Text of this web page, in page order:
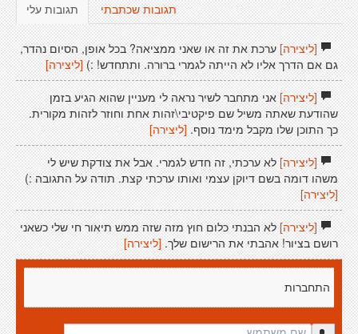
תגובות עלי תגובות שכתבתי
[ליצירה]ערכת את זה או שאני ממציאה? בכל אופן, הסיום נהדר,
גם אם הדרך אליו לא הייתה לגמרי ברורה. ותתחדש! :) [ליצירה]
[ליצירה]אני מתחבר לשיר נראה לי מעניין שהוא הגיע בזמן
שהודעת שאתה משיל שם פיקטיבי\זהות אחת וחוזר לזהות מקורית.
כך התוכן שלו מקבל מימד נוסף. [ליצירה]
[ליצירה]לא ערכתי, זה חדש לגמרי. אבל את צודקת שיש לי
משהו דומה בשם דיוקן עצמי ואותו ערכתי קצת. תודה על התגובה :)
[ליצירה]
[ליצירה]לא הבנתי כלום חוץ מזה שזה ממש תיאור חי שלי כשאני
רושם בציור! אהבתי את הרישום שלך. [ליצירה]
התחברות